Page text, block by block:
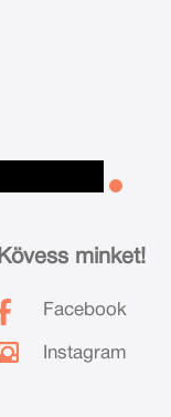
Kövess minket!
Facebook
Instagram